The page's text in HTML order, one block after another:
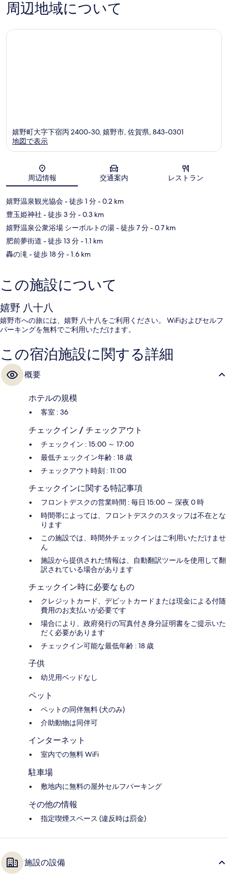
258
件
の
周辺地域について
地図
嬉野町大字下宿丙 2400-30, 嬉野市, 佐賀県, 843-0301
地図で表示
周辺情報 交通案内 レストラン
嬉野温泉観光協会- 徒歩 1 分- 0.2 km
豊玉姫神社 - 徒歩 3 分- 0.3 km
嬉野温泉公衆浴場 シーボルトの湯- 徒歩 7 分- 0.7 km
肥前夢街道 - 徒歩 13 分- 1.1 km
轟の滝- 徒歩 18 分- 1.6 km
この施設について
嬉野 八十八
嬉野市への旅には、嬉野 八十八をご利用ください。 WiFiおよびセルフ
パーキングを無料でご利用いただけます。
この宿泊施設に関する詳細
概要
ホテルの規模
客室 : 36
チェックイン / チェックアウト
チェックイン : 15:00 ～ 17:00
最低チェックイン年齢 : 18 歳
チェックアウト時刻 : 11:00
チェックインに関する特記事項
フロントデスクの営業時間 : 毎日 15:00 ～ 深夜 0 時
時間帯によっては、フロントデスクのスタッフは不在とな
ります
この施設では、時間外チェックインはご利用いただけませ
ん
施設から提供された情報は、自動翻訳ツールを使用して翻
訳されている場合があります
チェックイン時に必要なもの
クレジットカード、デビットカードまたは現金による付随
費用のお支払いが必要です
場合により、政府発行の写真付き身分証明書をご提示いた
だく必要があります
チェックイン可能な最低年齢 : 18 歳
子供
幼児用ベッドなし
ペット
ペットの同伴無料 (犬のみ)
介助動物は同伴可
インターネット
室内での無料 WiFi
駐車場
敷地内に無料の屋外セルフパーキング
その他の情報
指定喫煙スペース (違反時は罰金)
施設の設備